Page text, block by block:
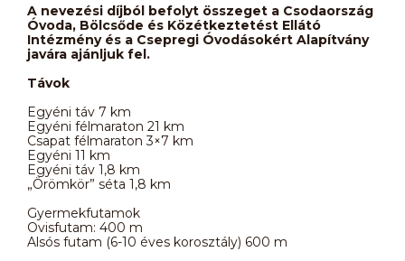
A nevezési díjból befolyt összeget a Csodaország
Óvoda, Bölcsőde és Közétkeztetést Ellátó
Intézmény és a Csepregi Óvodásokért Alapítvány
javára ajánljuk fel.
Távok
Egyéni táv 7 km
Egyéni félmaraton 21 km
Csapat félmaraton 3×7 km
Egyéni 11 km
Egyéni táv 1,8 km
„Örömkör” séta 1,8 km
Gyermekfutamok
Ovisfutam: 400 m
Alsós futam (6-10 éves korosztály) 600 m